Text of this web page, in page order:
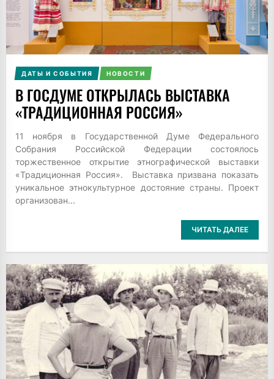
ДАТЫ И СОБЫТИЯ НОВОСТИ
В ГОСДУМЕ ОТКРЫЛАСЬ ВЫСТАВКА
«ТРАДИЦИОННАЯ РОССИЯ»
11 ноября в Государственной Думе Федерального
Собрания Российской Федерации состоялось
торжественное открытие этнографической выставки
«Традиционная Россия». Выставка призвана показать
уникальное этнокультурное достояние страны. Проект
организован...
ЧИТАТЬ ДАЛЕЕ